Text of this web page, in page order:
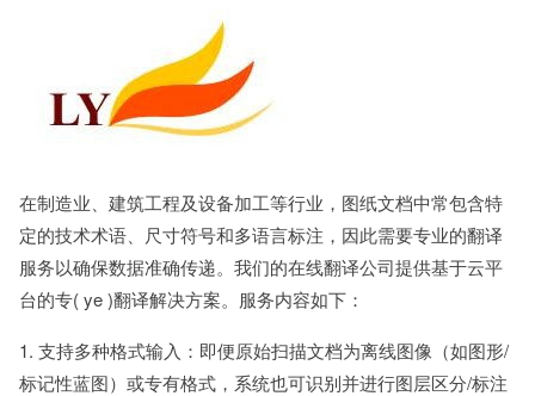
在制造业、建筑工程及设备加工等行业，图纸文档中常包含特
定的技术术语、尺寸符号和多语言标注，因此需要专业的翻译
服务以确保数据准确传递。我们的在线翻译公司提供基于云平
台的专( ye )翻译解决方案。服务内容如下：
1. 支持多种格式输入：即便原始扫描文档为离线图像（如图形/
标记性蓝图）或专有格式，系统也可识别并进行图层区分/标注